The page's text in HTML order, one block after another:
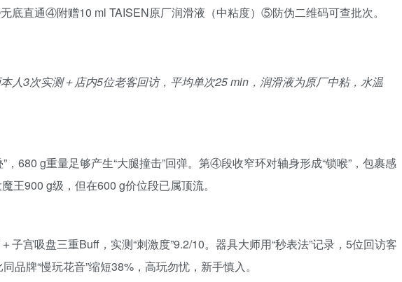
直通④附赠10 ml TAISEN原厂润滑液（中粘度）⑤防伪二维码可查批次。
本人3次实测＋店内5位老客回访，平均单次25 min，润滑液为原厂中粘，水温
，680 g重量足够产生“大腿撞击”回弹。第④段收窄环对轴身形成“锁喉”，包裹感
王900 g级，但在600 g价位段已属顶流。
子宫吸盘三重Buff，实测“刺激度”9.2/10。器具大师用“秒表法”记录，5位回访客
品牌“慢玩花音”缩短38%，高玩勿忧，新手慎入。